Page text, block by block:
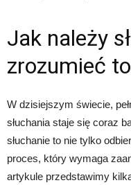
Jak należy
zrozumieć
W dzisiejszym świecie,
słuchania staje się coraz
słuchanie to nie tylko
proces, który wymaga
artykule przedstawimy